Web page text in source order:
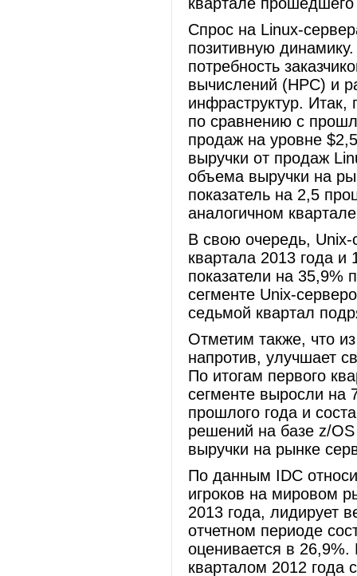
Спрос на Linux-
позитивную
потребность
вычислений (HPC) и
инфраструктур. Итак,
по сравнению с
продаж на уровне
выручки от продаж
объема выручки на
показатель на 2,5
аналогичном
В свою очередь,
квартала 2013 года
показатели на 35,9%
сегменте Unix-
седьмой квартал
Отметим также, что
напротив, улучшает
По итогам первого
сегменте выросли на
прошлого года и
решений на базе z/
выручки на рынке
По данным IDC
игроков на мировом
2013 года, лидирует
отчетном периоде
оценивается в
кварталом 2012 года